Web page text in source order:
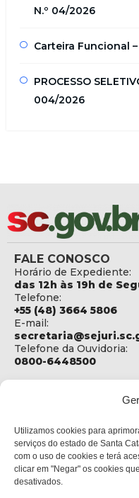
Utilizamos cookies para
serviços do estado de Santa
com o uso de cookies e terá
clicar em "Negar" os cookies
desativados.
N.º 04/2026
Carteira Funcional
PROCESSO
004/2026
FALE CONOSCO
Horário de Expediente:
das 12h às 19h de
Telefone:
+55 (48) 3664 5806
E-mail:
Telefone da Ouvidoria:
0800-6448500
SEJURI - Secretaria de
Rua Fúlvio Aducci,
Bairro:
Estreito - Florianópolis
CEP: